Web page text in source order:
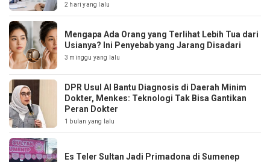
2 hari yang lalu
Mengapa Ada Orang yang Terlihat Lebih Tua dari
Usianya? Ini Penyebab yang Jarang Disadari
3 minggu yang lalu
DPR Usul AI Bantu Diagnosis di Daerah Minim
Dokter, Menkes: Teknologi Tak Bisa Gantikan
Peran Dokter
1 bulan yang lalu
Es Teler Sultan Jadi Primadona di Sumenep